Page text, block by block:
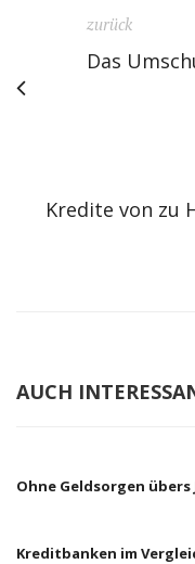
zurück
Das
Kredite von zu
AUCH
Ohne Geldsorgen übers
Kreditbanken im